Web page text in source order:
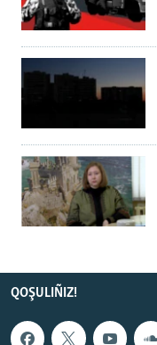
QOŞULIÑIZ!